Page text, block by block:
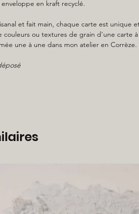
en kraft recyclé.
et fait main, chaque carte est unique
couleurs ou textures de grain d'une carte
une à une dans mon atelier en Corrèze.